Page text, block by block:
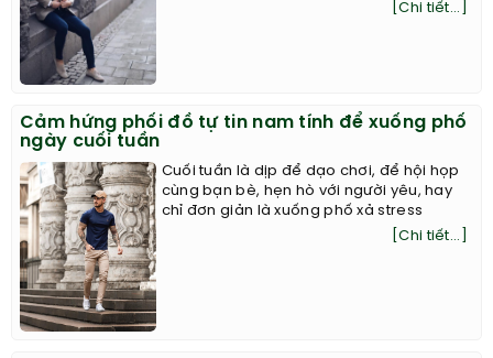
[Chi tiết...]
Cảm hứng phối đồ tự tin nam tính để xuống phố
ngày cuối tuần
Cuối tuần là dịp để dạo chơi, để hội họp
cùng bạn bè, hẹn hò với người yêu, hay
chỉ đơn giản là xuống phố xả stress
[Chi tiết...]